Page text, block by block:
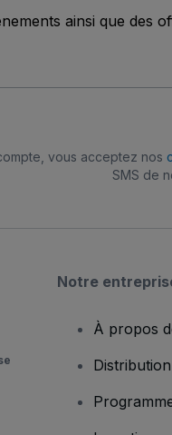
ainsi que des
vous acceptez nos
SMS de
Notre
À propos